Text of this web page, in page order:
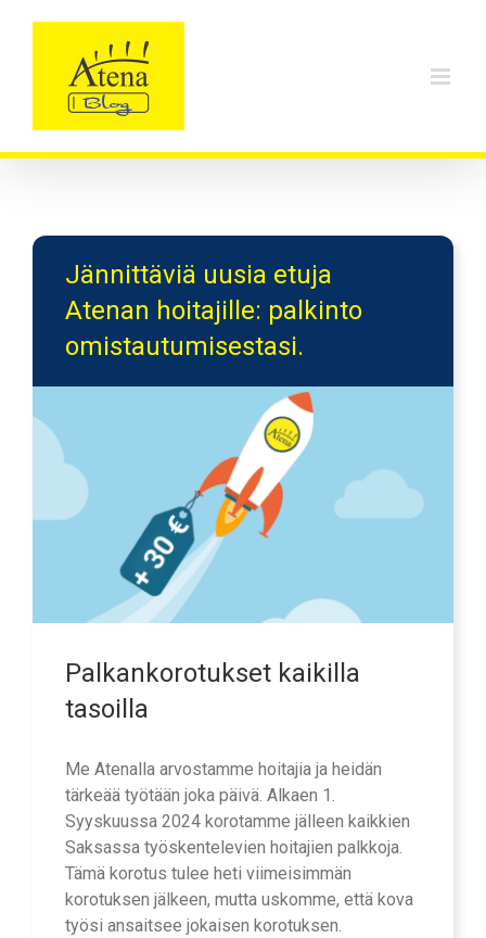
Jännittäviä uusia etuja
Atenan hoitajille: palkinto
omistautumisestasi.
Palkankorotukset kaikilla
tasoilla
Me Atenalla arvostamme hoitajia ja heidän
tärkeää työtään joka päivä. Alkaen 1.
Syyskuussa 2024 korotamme jälleen kaikkien
Saksassa työskentelevien hoitajien palkkoja.
Tämä korotus tulee heti viimeisimmän
korotuksen jälkeen, mutta uskomme, että kova
työsi ansaitsee jokaisen korotuksen.